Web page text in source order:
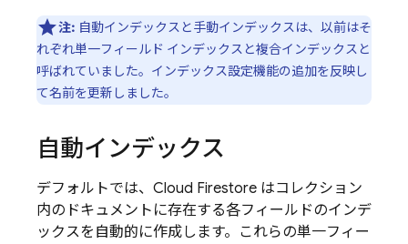
注: 自動インデックスと手動インデックスは、以前はそ
れぞれ単一フィールド インデックスと複合インデックスと
呼ばれていました。 インデックス設定機能の追加を反映し
て名前を更新しました。
自動インデックス
デフォルトでは、 Cloud Firestore はコレクション
内のドキュメントに存在する各フィールドのインデ
ックスを自動的に作成します。これらの単一フィー